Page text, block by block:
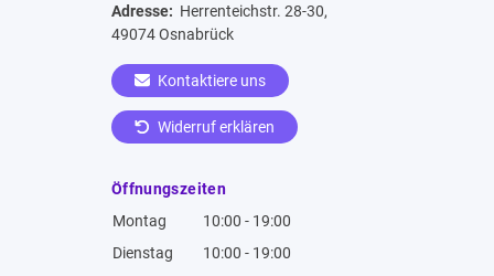
Adresse: Herrenteichstr. 28-30,
49074 Osnabrück
Kontaktiere uns
Widerruf erklären
Öffnungszeiten
Montag
10:00 - 19:00
Dienstag
10:00 - 19:00